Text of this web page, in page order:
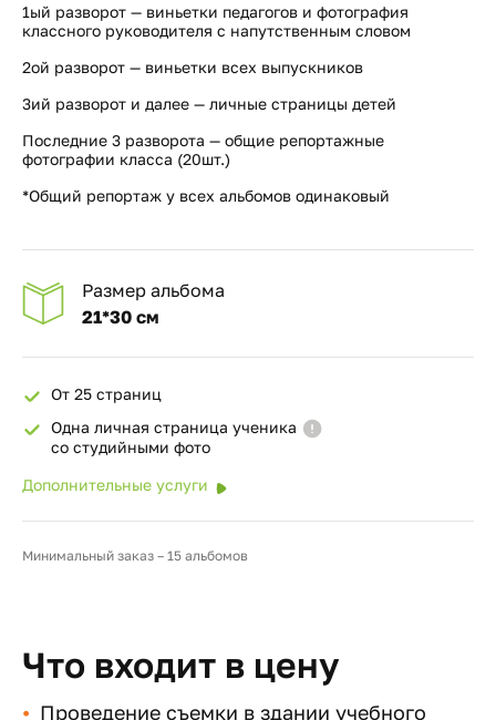
1ый разворот — виньетки педагогов и фотография
классного руководителя с напутственным словом
2ой разворот — виньетки всех выпускников
3ий разворот и далее — личные страницы детей
Последние 3 разворота — общие репортажные
фотографии класса (20шт.)
*Общий репортаж у всех альбомов одинаковый
Размер альбома
21*30 см
От 25 страниц
Одна личная страница ученика
со студийными фото
Дополнительные услуги
Минимальный заказ – 15 альбомов
Что входит в цену
Проведение съемки в здании учебного